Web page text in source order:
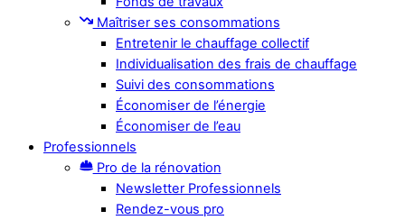
Maîtriser ses consommations
Entretenir le chauffage collectif
Individualisation des frais de chauffage
Suivi des consommations
Économiser de l’énergie
Économiser de l’eau
Professionnels
Pro de la rénovation
Newsletter Professionnels
Rendez-vous pro